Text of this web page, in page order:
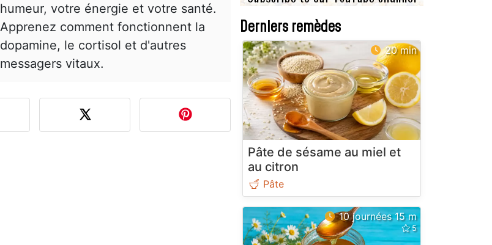
humeur, votre énergie et votre santé.
Apprenez comment fonctionnent la
dopamine, le cortisol et d'autres
messagers vitaux.
Derniers remèdes
20 min
Pâte de sésame au miel et
au citron
Pâte
10 journées 15 m